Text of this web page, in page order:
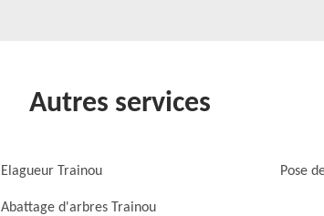
Autres services
Elagueur Trainou
Abattage d'arbres Trainou
Pose